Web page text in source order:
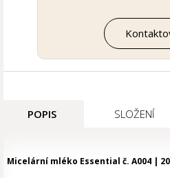
POPIS SLOŽENÍ
Micelární mléko Essential č. A004 |